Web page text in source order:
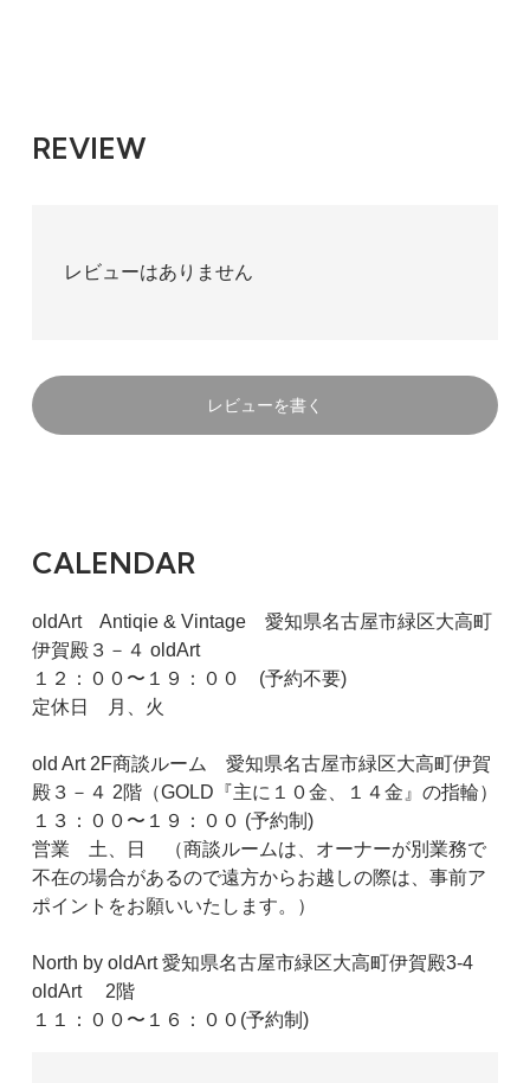
REVIEW
レビューはありません
レビューを書く
CALENDAR
oldArt Antiqie & Vintage 愛知県名古屋市緑区大高町
伊賀殿３－４ oldArt
１２：００〜１９：００ (予約不要)
定休日 月、火
old Art 2F商談ルーム 愛知県名古屋市緑区大高町伊賀
殿３－４ 2階（GOLD『主に１０金、１４金』の指輪）
１３：００〜１９：００ (予約制)
営業 土、日 （商談ルームは、オーナーが別業務で
不在の場合があるので遠方からお越しの際は、事前ア
ポイントをお願いいたします。）
North by oldArt 愛知県名古屋市緑区大高町伊賀殿3-4
oldArt 2階
１１：００〜１６：００(予約制)